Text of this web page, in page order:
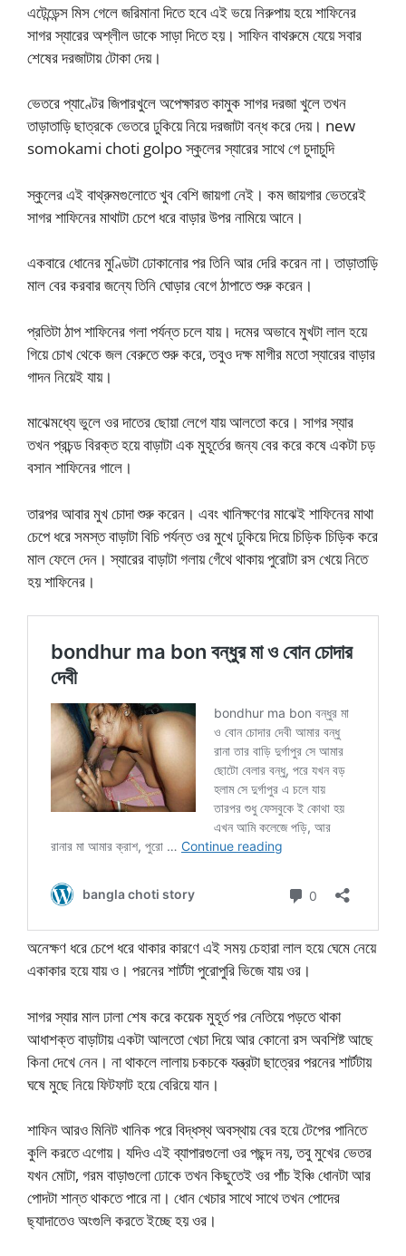
এটেন্ডেন্স মিস গেলে জরিমানা দিতে হবে এই ভয়ে নিরুপায় হয়ে শাফিনের
সাগর স্যারের অশ্লীল ডাকে সাড়া দিতে হয়। সাফিন বাথরুমে যেয়ে সবার
শেষের দরজাটায় টোকা দেয়।
ভেতরে প্যাণ্টের জিপারখুলে অপেক্ষারত কামুক সাগর দরজা খুলে তখন
তাড়াতাড়ি ছাত্রকে ভেতরে ঢুকিয়ে নিয়ে দরজাটা বন্ধ করে দেয়। new
somokami choti golpo স্কুলের স্যারের সাথে গে চুদাচুদি
স্কুলের এই বাথ্রুমগুলোতে খুব বেশি জায়গা নেই। কম জায়গার ভেতরেই
সাগর শাফিনের মাথাটা চেপে ধরে বাড়ার উপর নামিয়ে আনে।
একবারে ধোনের মুণ্ডিটা ঢোকানোর পর তিনি আর দেরি করেন না। তাড়াতাড়ি
মাল বের করবার জন্যে তিনি ঘোড়ার বেগে ঠাপাতে শুরু করেন।
প্রতিটা ঠাপ শাফিনের গলা পর্যন্ত চলে যায়। দমের অভাবে মুখটা লাল হয়ে
গিয়ে চোখ থেকে জল বেরুতে শুরু করে, তবুও দক্ষ মাগীর মতো স্যারের বাড়ার
গাদন নিয়েই যায়।
মাঝেমধ্যে ভুলে ওর দাতের ছোয়া লেগে যায় আলতো করে। সাগর স্যার
তখন প্রচন্ড বিরক্ত হয়ে বাড়াটা এক মুহূর্তের জন্য বের করে কষে একটা চড়
বসান শাফিনের গালে।
তারপর আবার মুখ চোদা শুরু করেন। এবং খানিক্ষণের মাঝেই শাফিনের মাথা
চেপে ধরে সমস্ত বাড়াটা বিচি পর্যন্ত ওর মুখে ঢুকিয়ে দিয়ে চিড়িক চিড়িক করে
মাল ফেলে দেন। স্যারের বাড়াটা গলায় গেঁথে থাকায় পুরোটা রস খেয়ে নিতে
হয় শাফিনের।
অনেক্ষণ ধরে চেপে ধরে থাকার কারণে এই সময় চেহারা লাল হয়ে ঘেমে নেয়ে
একাকার হয়ে যায় ও। পরনের শার্টটা পুরোপুরি ভিজে যায় ওর।
সাগর স্যার মাল ঢালা শেষ করে কয়েক মুহূর্ত পর নেতিয়ে পড়তে থাকা
আধাশক্ত বাড়াটায় একটা আলতো খেচা দিয়ে আর কোনো রস অবশিষ্ট আছে
কিনা দেখে নেন। না থাকলে লালায় চকচকে যন্ত্রটা ছাত্রের পরনের শার্টটায়
ঘষে মুছে নিয়ে ফিটফাট হয়ে বেরিয়ে যান।
শাফিন আরও মিনিট খানিক পরে বিদ্ধস্থ অবস্থায় বের হয়ে টেপের পানিতে
কুলি করতে এগোয়। যদিও এই ব্যাপারগুলো ওর পছন্দ নয়, তবু মুখের ভেতর
যখন মোটা, গরম বাড়াগুলো ঢোকে তখন কিছুতেই ওর পাঁচ ইঞ্চি ধোনটা আর
পোদটা শান্ত থাকতে পারে না। ধোন খেচার সাথে সাথে তখন পোদের
ছ্যাদাতেও অংগুলি করতে ইচ্ছে হয় ওর।